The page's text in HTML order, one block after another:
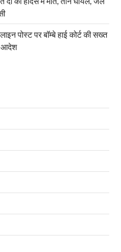
पोस्ट पर बॉम्बे हाई कोर्ट की सख्त
आदेश